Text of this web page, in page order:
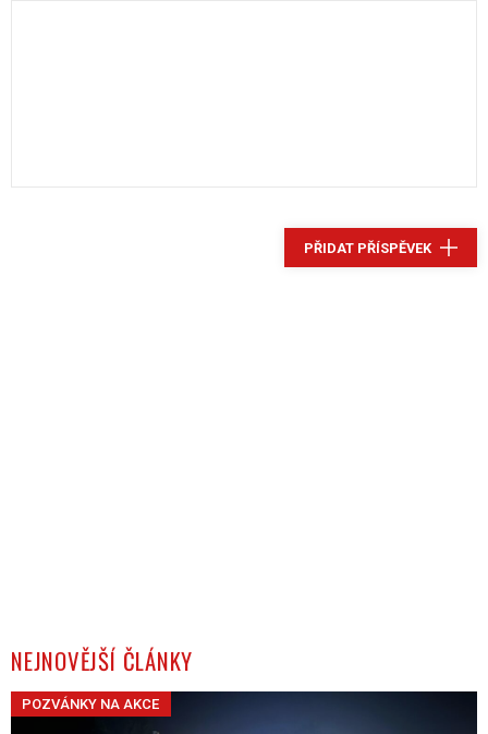
PŘIDAT PŘÍSPĚVEK
NEJNOVĚJŠÍ ČLÁNKY
POZVÁNKY NA AKCE